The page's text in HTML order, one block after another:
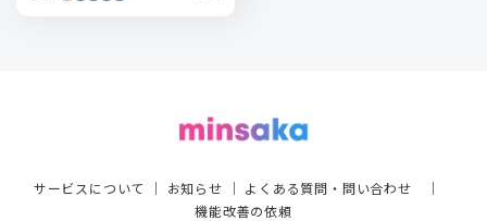
サービスについて ｜ お知らせ ｜ よくある質問・問い合わせ ｜
機能改善の依頼